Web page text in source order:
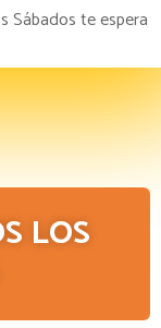
Sábados te espera
LOS